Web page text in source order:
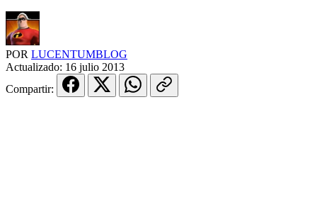
POR LUCENTUMBLOG
Actualizado: 16 julio 2013
Compartir: